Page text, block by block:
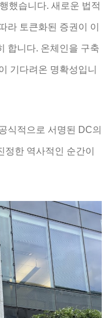
했습니다. 새로운 법적
라 토큰화된 증권이 이
합니다. 온체인을 구축
기다려온 명확성입니
식적으로 서명된 DC의
한 역사적인 순간이